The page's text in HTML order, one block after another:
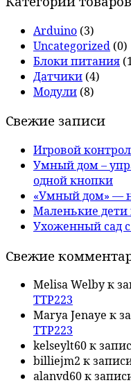
Arduino (3)
Uncategorized (0)
Блоки питания
Датчики (4)
Модули (8)
Свежие записи
Игровой
Умный дом –
одной кнопки
«Умный дом» —
Маленькие
Ухоженный сад
Свежие
Melisa Welbyк
TTP223
Marya Jenaye к
TTP223
kelseylt60к
billiejm2 к
alanvd60к